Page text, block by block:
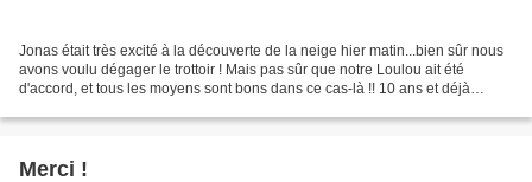
Jonas était très excité à la découverte de la neige hier matin...bien sûr nous
avons voulu dégager le trottoir ! Mais pas sûr que notre Loulou ait été
d'accord, et tous les moyens sont bons dans ce cas-là !! 10 ans et déjà
Merci !